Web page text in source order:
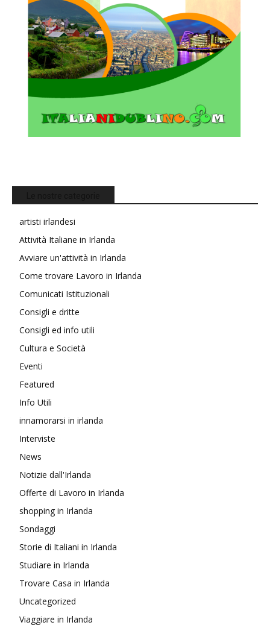
artisti irlandesi
Attività Italiane in Irlanda
Avviare un'attività in Irlanda
Come trovare Lavoro in Irlanda
Comunicati Istituzionali
Consigli e dritte
Consigli ed info utili
Cultura e Società
Eventi
Featured
Info Utili
innamorarsi in irlanda
Interviste
News
Notizie dall'Irlanda
Offerte di Lavoro in Irlanda
shopping in Irlanda
Sondaggi
Storie di Italiani in Irlanda
Studiare in Irlanda
Trovare Casa in Irlanda
Uncategorized
Viaggiare in Irlanda